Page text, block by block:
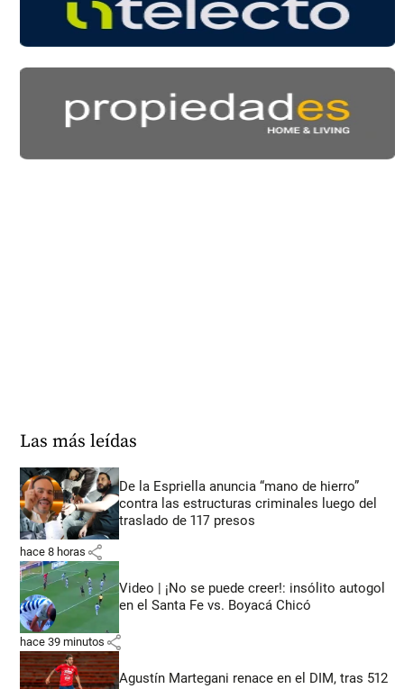
Las más leídas
De la Espriella anuncia “mano de hierro”
contra las estructuras criminales luego del
traslado de 117 presos
hace 8 horas share
Video | ¡No se puede creer!: insólito autogol
en el Santa Fe vs. Boyacá Chicó
hace 39 minutos share
Agustín Martegani renace en el DIM, tras 512